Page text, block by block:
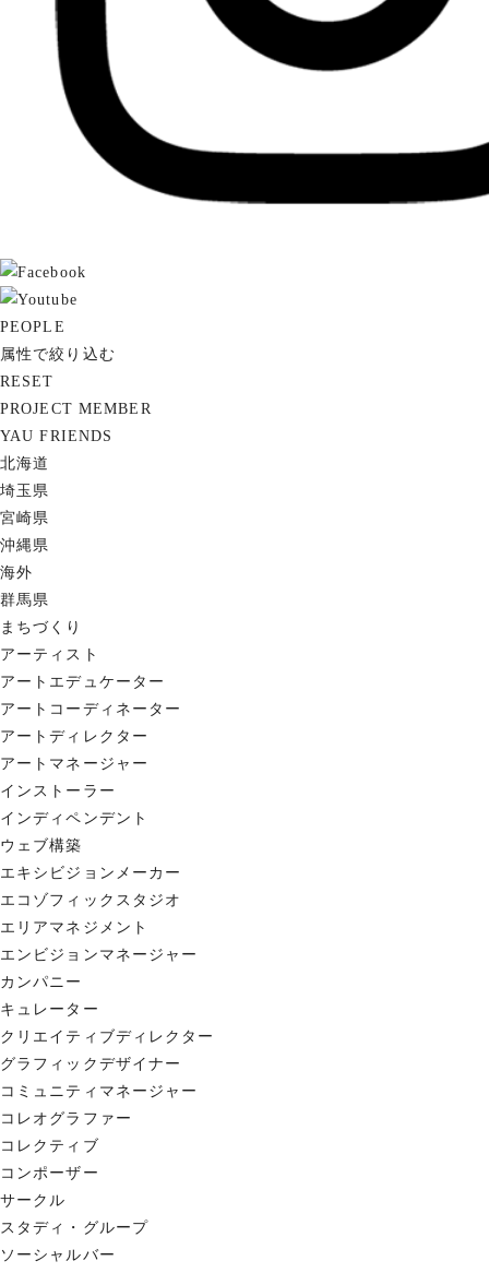
PEOPLE
属性で絞り込む
RESET
PROJECT MEMBER
YAU FRIENDS
北海道
埼玉県
宮崎県
沖縄県
海外
群馬県
まちづくり
アーティスト
アートエデュケーター
アートコーディネーター
アートディレクター
アートマネージャー
インストーラー
インディペンデント
ウェブ構築
エキシビジョンメーカー
エコゾフィックスタジオ
エリアマネジメント
エンビジョンマネージャー
カンパニー
キュレーター
クリエイティブディレクター
グラフィックデザイナー
コミュニティマネージャー
コレオグラファー
コレクティブ
コンポーザー
サークル
スタディ・グループ
ソーシャルバー